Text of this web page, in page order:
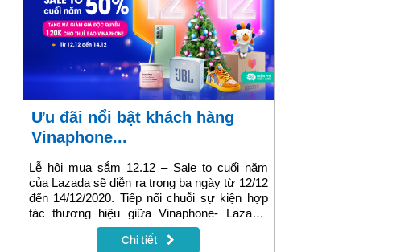
Ưu đãi nổi bật khách hàng
Vinaphone...
Lễ hội mua sắm 12.12 – Sale to cuối năm
của Lazada sẽ diễn ra trong ba ngày từ 12/12
đến 14/12/2020. Tiếp nối chuỗi sự kiện hợp
tác thương hiệu giữa Vinaphone- Lazada,
nhằm đáp ứng xu hướng mua sắm trực
tuyến của khách hàng trong mùa lễ hội cuối
Chi tiết